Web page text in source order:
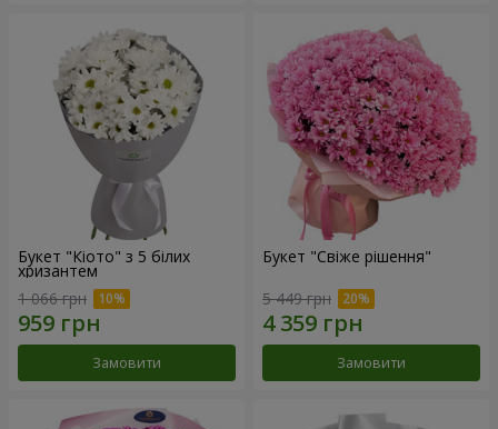
Букет "Кіото" з 5 білих
хризантем
1 066 грн
Замовити
Букет "Свіже рішення"
5 449 грн
Замовити